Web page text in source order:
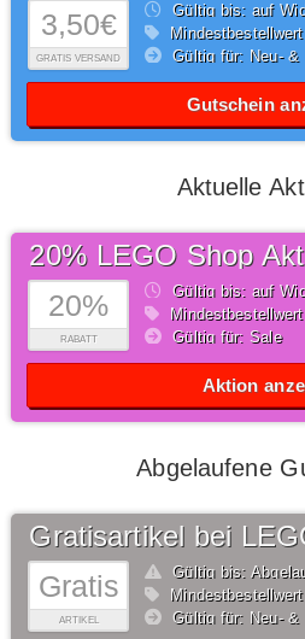
3,50€
GRATIS VERSAND
Gültig bis: auf
Gültig für: Neu- &
Gutschein
Aktuelle
20%
RABATT
20% LEGO Shop
Gültig bis: auf
Gültig für: Sale
Aktion
Abgelaufene
Gratis
ARTIKEL
Gratisartikel bei
Gültig bis:
Gültig für: Neu- &